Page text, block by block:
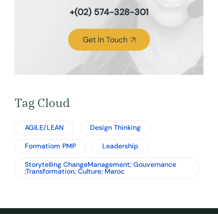
+(02) 574-328-301
Get In Touch
Tag Cloud
AGILE/LEAN Design Thinking
Formatiom PMP Leadership
Storytelling ChangeManagement; Gouvernance
;Transformation; Culture; Maroc